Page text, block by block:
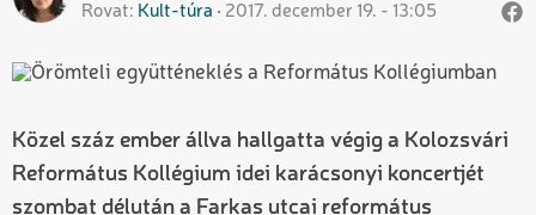
Rovat Kult-túra 2017. december 19. - 13:05
Közel száz ember állva hallgatta végig a Kolozsvári
Református Kollégium idei karácsonyi koncertjét
szombat délután a Farkas utcai református